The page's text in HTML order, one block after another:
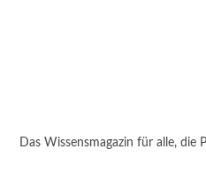
Das Wissensmagazin für alle, die